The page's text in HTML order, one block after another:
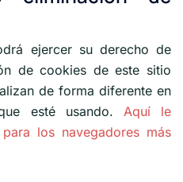
ejercer su derecho de
de cookies de este sitio
de forma diferente en
esté usando. Aquí le
los navegadores más